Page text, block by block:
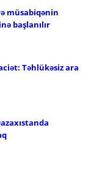
müsabiqənin
başlanılır
Təhlükəsiz ara